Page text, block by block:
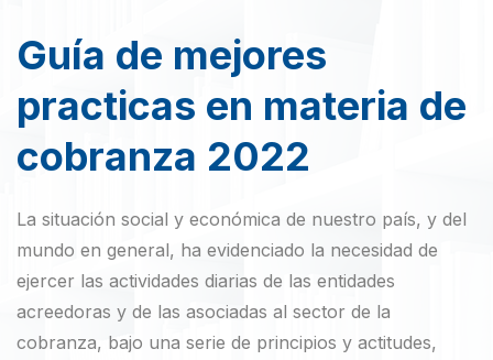
Guía de mejores
practicas en materia de
cobranza 2022
La situación social y económica de nuestro país, y del
mundo en general, ha evidenciado la necesidad de
ejercer las actividades diarias de las entidades
acreedoras y de las asociadas al sector de la
cobranza, bajo una serie de principios y actitudes,